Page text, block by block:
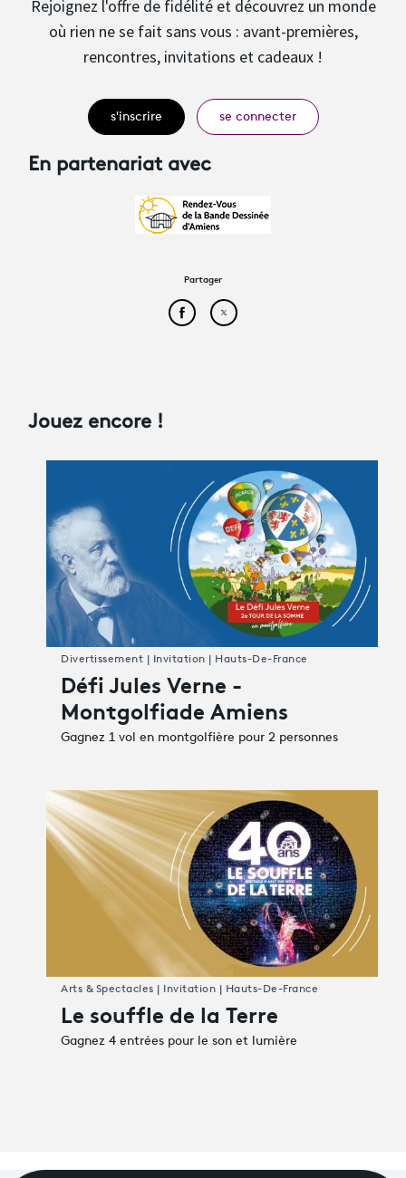
Rejoignez l'offre de fidélité et découvrez un monde
où rien ne se fait sans vous : avant-premières,
rencontres, invitations et cadeaux !
s'inscrire se connecter
En partenariat avec
Partager
Partager cet article sur
Partager cet article sur
Jouez encore !
Défi Jules Verne -
Montgolfiade Amiens
Gagnez 1 vol en montgolfière pour 2 personnes
Divertissement | Invitation | Hauts-De-France
Le souffle de la Terre
Gagnez 4 entrées pour le son et lumière
Arts & Spectacles | Invitation | Hauts-De-France